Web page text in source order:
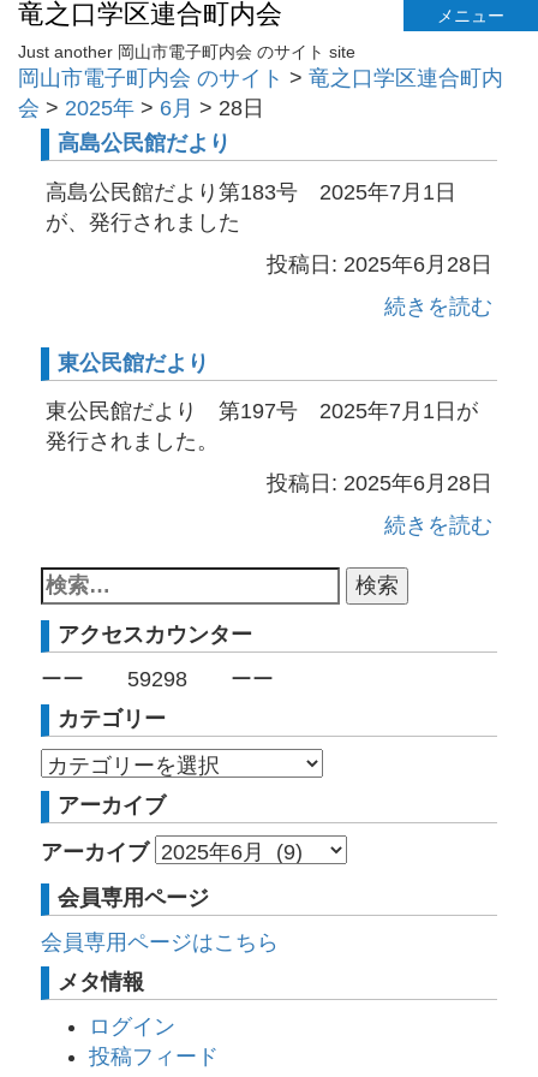
竜之口学区連合町内会
メニュー
Just another 岡山市電子町内会 のサイト site
岡山市電子町内会 のサイト > 竜之口学区連合町内
会 > 2025年 > 6月 > 28日
高島公民館だより
高島公民館だより第183号 2025年7月1日
が、発行されました
投稿日: 2025年6月28日
続きを読む
東公民館だより
東公民館だより 第197号 2025年7月1日が
発行されました。
投稿日: 2025年6月28日
続きを読む
アクセスカウンター
ーー 59298ーー
カテゴリー
アーカイブ
アーカイブ
会員専用ページ
会員専用ページはこちら
メタ情報
ログイン
投稿フィード